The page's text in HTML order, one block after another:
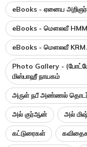
eBooks - ஏனைய
eBooks - மௌலவீ
eBooks - மௌலவீ
Photo Gallery -
மிஸ்பாஹீ நாயகம்
அருள் நபீ அண்ணல்
அல் குர்ஆன் அல்
கட்டுரைகள்